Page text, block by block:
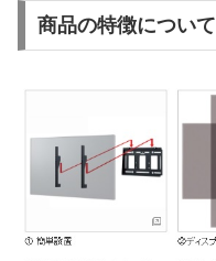
商品の特徴について